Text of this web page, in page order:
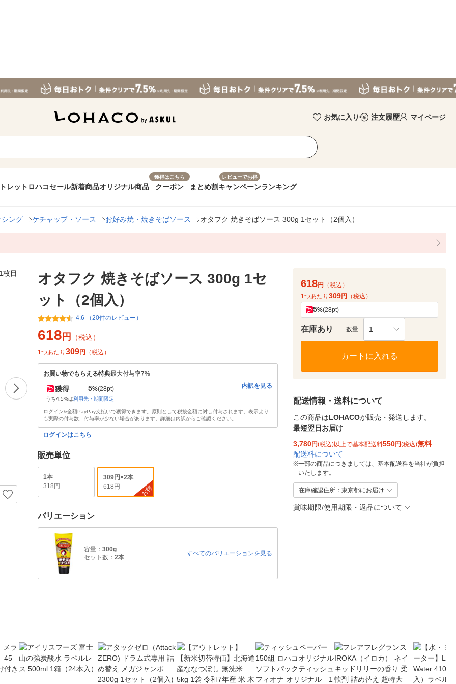
お気に入り 注文履歴 マイページ
レット ロハコセール新着商品オリジナル商品
獲得はこちら
クーポン まとめ割
レビューでお得
キャンペーンランキング
ング ケチャップ・ソース お好み焼・焼きそばソース オタフク 焼きそばソース 300g 1セット（2個入）
オタフク 焼きそばソース 300g 1セ
ット（2個入）
4.6 （20件のレビュー）
618 円 （税込）
1つあたり 309円 （税込）
お買い物でもらえる特典最大付与率7%
獲得 5%(28pt)
うち4.5%は利用先・期間限定
内訳を見る
ログイン&全額PayPay支払いで獲得できます。原則として税抜金額に対し付与されます。表示より
も実際の付与数、付与率が少ない場合があります。詳細は内訳からご確認ください。
ログインはこちら
販売単位
1本
318円
309円×2本
618円
お得
バリエーション
容量： 300g
セット数： 2本
すべてのバリエーションを見る
618円
（税込）
1つあたり 309円 （税込）
5%(28pt)
在庫あり 数量 1
カートに入れる
配送情報・送料について
この商品はLOHACOが販売・発送します。
最短翌日お届け
3,780円(税込)以上で基本配送料550円(税込)無料
配送料について
※一部の商品につきましては、基本配送料を当社が負担
いたします。
在庫確認住所：東京都にお届け
賞味期限/使用期限・返品について